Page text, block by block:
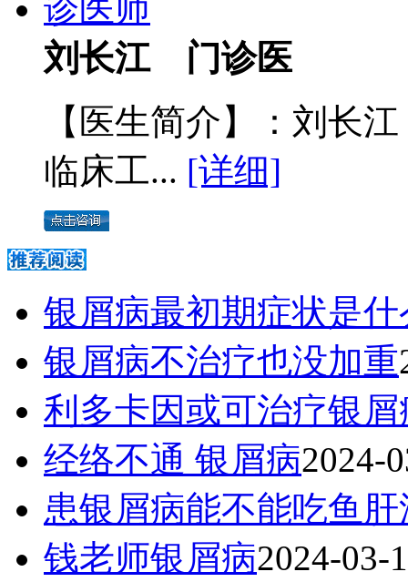
刘长江 门诊医
【医生简介】：刘长
临床工... [详细]
银屑病最初期症状是什
银屑病不治疗也没加重
利多卡因或可治疗银屑
经络不通 银屑病2024-
患银屑病能不能吃鱼肝
钱老师银屑病2024-03-